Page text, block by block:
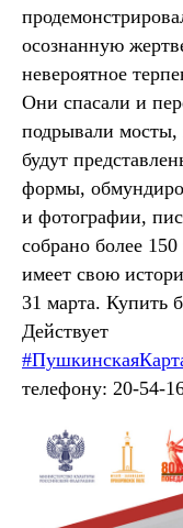
осознанную
невероятное
Они спасали и
подрывали мосты,
будут
формы,
и фотографии,
собрано более
имеет свою
31 марта. Купить
Действует
телефону: 20-54-